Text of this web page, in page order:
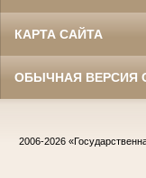
КАРТА САЙТА
ОБЫЧНАЯ ВЕРСИЯ
2006-2026